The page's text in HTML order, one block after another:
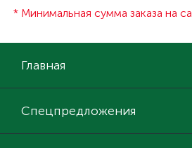
* Минимальная сумма заказа на
Главная
Спецпредложения